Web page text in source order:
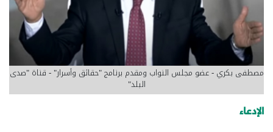
مصطفى بكري - عضو مجلس النواب ومقدم برنامج "حقائق وأسرار" - قناة "صدى
البلد"
الإدعاء